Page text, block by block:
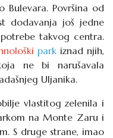
Površina od
dodavanja još jedne
takvog centra.
park iznad njih,
ne bi narušavala
Uljanika.
vlastitog zelenila i
na Monte Zaru i
S druge strane, imao